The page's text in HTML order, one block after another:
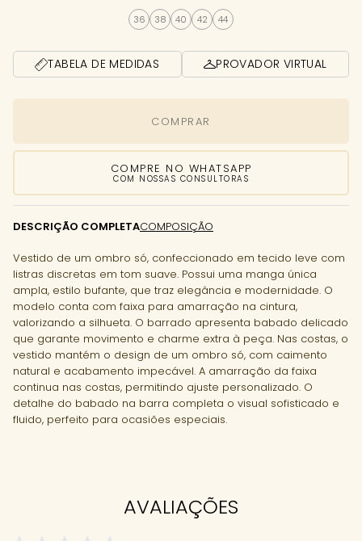
36 38 40 42 44
TABELA DE MEDIDAS PROVADOR VIRTUAL
COMPRAR
COMPRE NO WHATSAPP
COM NOSSAS CONSULTORAS
DESCRIÇÃO COMPLETACOMPOSIÇÃO
Vestido de um ombro só, confeccionado em tecido leve com
listras discretas em tom suave. Possui uma manga única
ampla, estilo bufante, que traz elegância e modernidade. O
modelo conta com faixa para amarração na cintura,
valorizando a silhueta. O barrado apresenta babado delicado
que garante movimento e charme extra à peça. Nas costas, o
vestido mantém o design de um ombro só, com caimento
natural e acabamento impecável. A amarração da faixa
continua nas costas, permitindo ajuste personalizado. O
detalhe do babado na barra completa o visual sofisticado e
fluido, perfeito para ocasiões especiais.
AVALIAÇÕES